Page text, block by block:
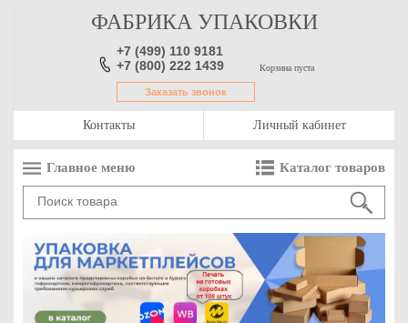
ФАБРИКА УПАКОВКИ
+7 (499) 110 9181
+7 (800) 222 1439
Заказать звонок
Корзина пуста
Контакты Личный кабинет
Главное меню Каталог товаров